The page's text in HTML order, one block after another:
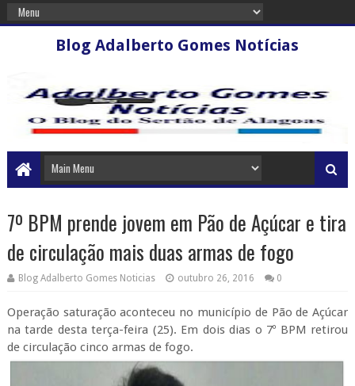
Blog Adalberto Gomes Notícias
7º BPM prende jovem em Pão de Açúcar e tira
de circulação mais duas armas de fogo
Blog Adalberto Gomes Noticias outubro 26, 2016 0
Operação saturação aconteceu no município de Pão de Açúcar
na tarde desta terça-feira (25). Em dois dias o 7º BPM retirou
de circulação cinco armas de fogo.